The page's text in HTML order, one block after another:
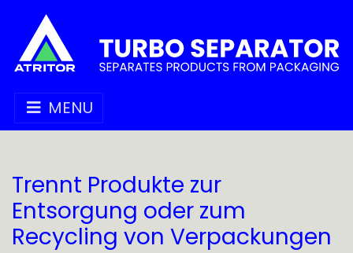
MENU
Trennt Produkte zur
Entsorgung oder zum
Recycling von Verpackungen